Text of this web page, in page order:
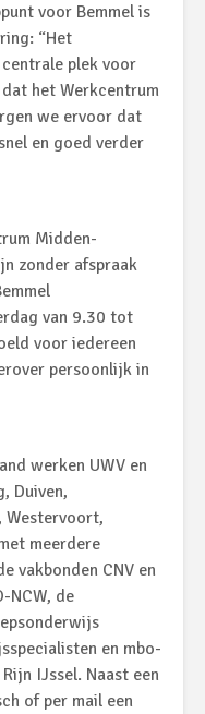
voor Bemmel is
“Het
centrale plek voor
het Werkcentrum
we ervoor dat
en goed verder
Midden-
zonder afspraak
van 9.30 tot
voor iedereen
persoonlijk in
werken UWV en
Duiven,
Westervoort,
meerdere
vakbonden CNV en
NCW, de
en mbo-
IJssel. Naast een
of per mail een